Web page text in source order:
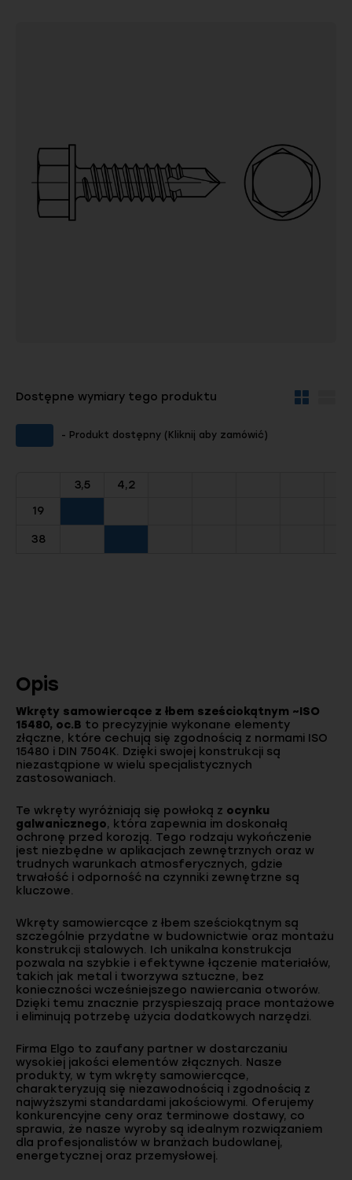
Dostępne wymiary tego produktu
Widok
- Produkt dostępny (Kliknij aby zamówić)
3,5
4,2
19
38
Opis
Wkręty samowiercące z łbem sześciokątnym ~ISO
15480, oc.B to precyzyjnie wykonane elementy
złączne, które cechują się zgodnością z normami ISO
15480 i DIN 7504K. Dzięki swojej konstrukcji są
niezastąpione w wielu specjalistycznych
zastosowaniach.
Te wkręty wyróżniają się powłoką z ocynku
galwanicznego, która zapewnia im doskonałą
ochronę przed korozją. Tego rodzaju wykończenie
jest niezbędne w aplikacjach zewnętrznych oraz w
trudnych warunkach atmosferycznych, gdzie
trwałość i odporność na czynniki zewnętrzne są
kluczowe.
Wkręty samowiercące z łbem sześciokątnym są
szczególnie przydatne w budownictwie oraz montażu
konstrukcji stalowych. Ich unikalna konstrukcja
pozwala na szybkie i efektywne łączenie materiałów,
takich jak metal i tworzywa sztuczne, bez
konieczności wcześniejszego nawiercania otworów.
Dzięki temu znacznie przyspieszają prace montażowe
i eliminują potrzebę użycia dodatkowych narzędzi.
Firma Elgo to zaufany partner w dostarczaniu
wysokiej jakości elementów złącznych. Nasze
produkty, w tym wkręty samowiercące,
charakteryzują się niezawodnością i zgodnością z
najwyższymi standardami jakościowymi. Oferujemy
konkurencyjne ceny oraz terminowe dostawy, co
sprawia, że nasze wyroby są idealnym rozwiązaniem
dla profesjonalistów w branżach budowlanej,
energetycznej oraz przemysłowej.